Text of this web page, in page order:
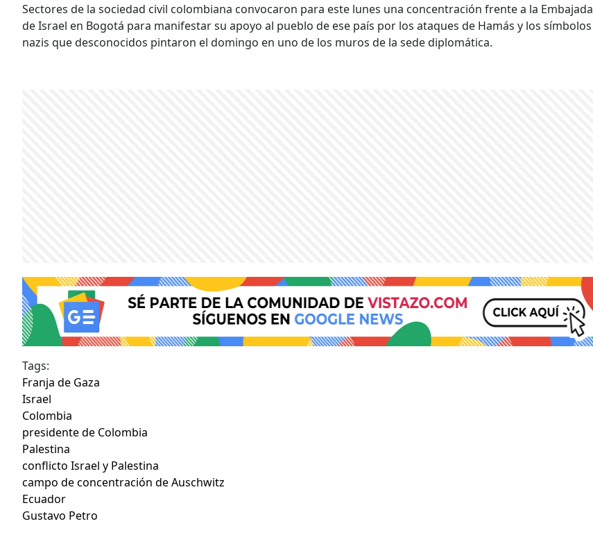
Sectores de la sociedad civil colombiana convocaron para este lunes una concentración frente a la Embajada
de Israel en Bogotá para manifestar su apoyo al pueblo de ese país por los ataques de Hamás y los símbolos
nazis que desconocidos pintaron el domingo en uno de los muros de la sede diplomática.
Tags:
Franja de Gaza
Israel
Colombia
presidente de Colombia
Palestina
conflicto Israel y Palestina
campo de concentración de Auschwitz
Ecuador
Gustavo Petro